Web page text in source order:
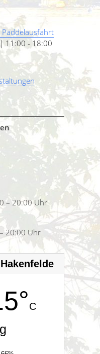
Paddelausfahrt
11:00 - 18:00
– 20:00 Uhr
20:00 Uhr
C